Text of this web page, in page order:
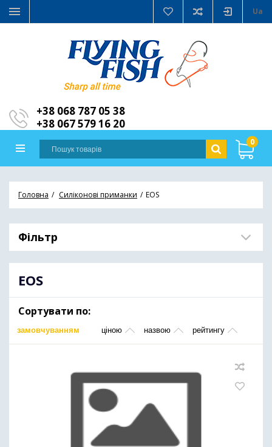
Ua
+38 068 787 05 38
+38 067 579 16 20
0
Головна Силіконові приманки EOS
Фільтр
EOS
Сортувати по:
замовчуванням ціною назвою рейтингу